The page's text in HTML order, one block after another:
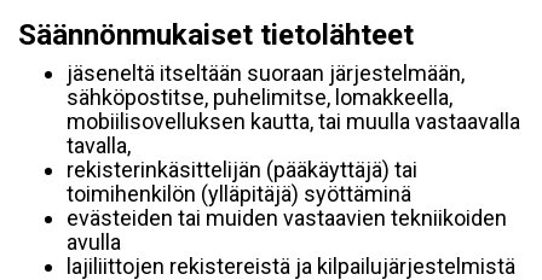
Säännönmukaiset tietolähteet
jäseneltä itseltään suoraan järjestelmään,
sähköpostitse, puhelimitse, lomakkeella,
mobiilisovelluksen kautta, tai muulla vastaavalla
tavalla,
rekisterinkäsittelijän (pääkäyttäjä) tai
toimihenkilön (ylläpitäjä) syöttäminä
evästeiden tai muiden vastaavien tekniikoiden
avulla
lajiliittojen rekistereistä ja kilpailujärjestelmistä